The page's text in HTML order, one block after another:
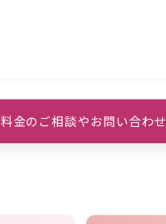
料金のご相談やお問い合わせ